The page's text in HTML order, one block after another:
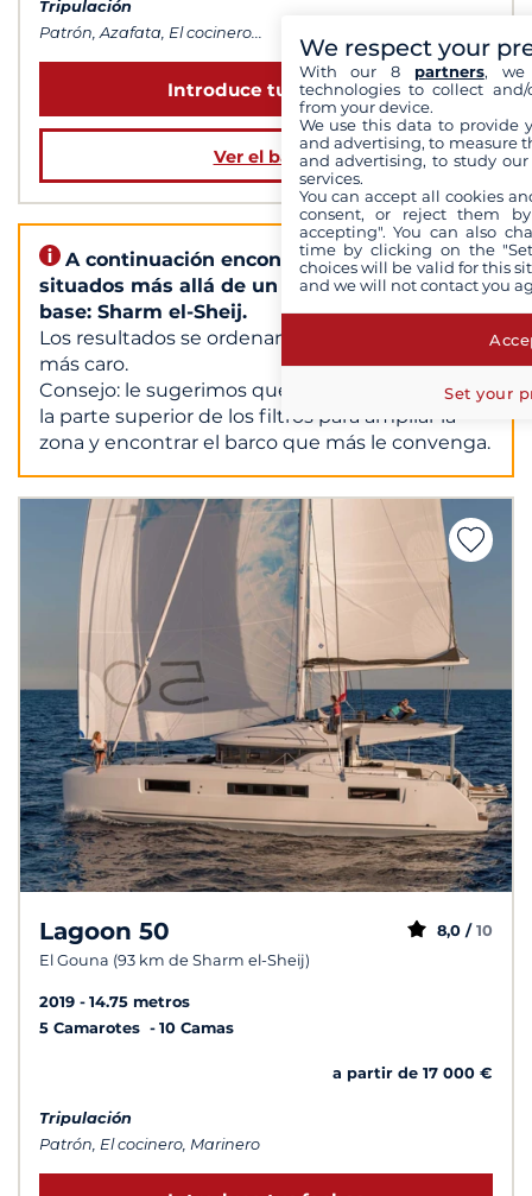
Tripulación
Patrón, Azafata, El cocinero...
Introduce tus fechas
Ver el barco
A continuación encontrará los barcos
situados más allá de un radio de 50 km de la
base: Sharm el-Sheij.
Los resultados se ordenan del más barato al
más caro.
Consejo: le sugerimos que utilice el control de
la parte superior de los filtros para ampliar la
zona y encontrar el barco que más le convenga.
Lagoon 50
El Gouna (93 km de Sharm el-Sheij)
8,0 / 10
2019
14.75 metros
5 Camarotes
10 Camas
a partir de 17 000 €
Tripulación
Patrón, El cocinero, Marinero
We respect your
With our 8 partners, we
technologies to collect
from your device.
We use this data to provide
and advertising, to measure
and advertising, to study
services.
You can accept all cookies
consent, or reject them
accepting". You can also
time by clicking on the
choices will be valid for this
and we will not contact you
Set your